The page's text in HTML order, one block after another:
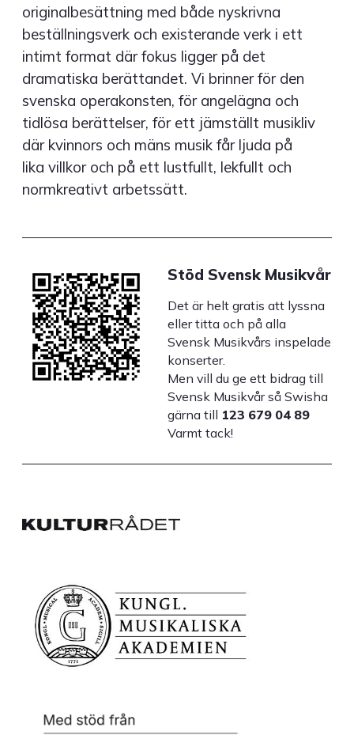
originalbesättning med både nyskrivna
beställningsverk och existerande verk i ett
intimt format där fokus ligger på det
dramatiska berättandet. Vi brinner för den
svenska operakonsten, för angelägna och
tidlösa berättelser, för ett jämställt musikliv
där kvinnors och mäns musik får ljuda på
lika villkor och på ett lustfullt, lekfullt och
normkreativt arbetssätt.
Stöd Svensk Musikvår
Det är helt gratis att lyssna
eller titta och på alla
Svensk Musikvårs inspelade
konserter.
Men vill du ge ett bidrag till
Svensk Musikvår så Swisha
gärna till 123 679 04 89
Varmt tack!